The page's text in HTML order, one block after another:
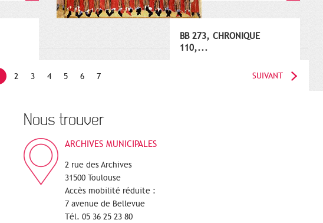
BB 273, CHRONIQUE
110,...
2 3 4 5 6 7 SUIVANT
Nous trouver
ARCHIVES MUNICIPALES
2 rue des Archives
31500 Toulouse
Accès mobilité réduite :
7 avenue de Bellevue
Tél. 05 36 25 23 80